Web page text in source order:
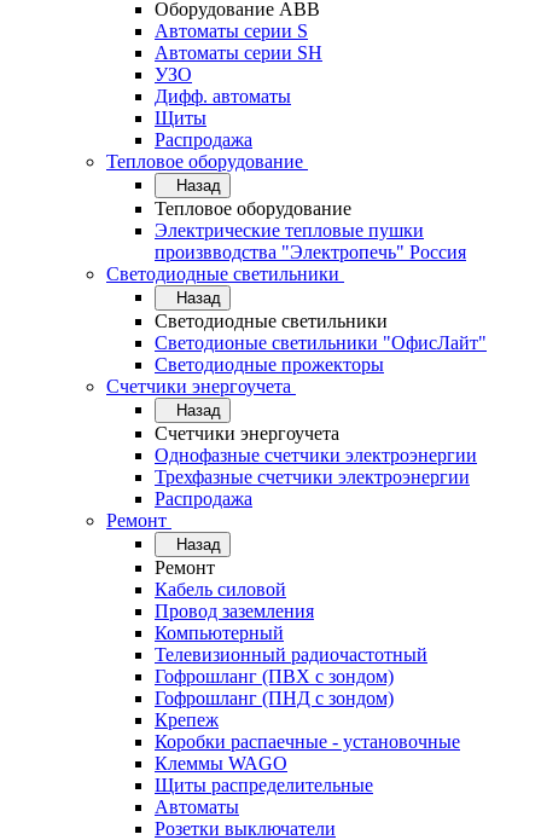
Оборудование АВВ
Автоматы серии S
Автоматы серии SH
УЗО
Дифф. автоматы
Щиты
Распродажа
Тепловое оборудование
Назад
Тепловое оборудование
Электрические тепловые пушки
произвводства "Электропечь" Россия
Светодиодные светильники
Назад
Светодиодные светильники
Светодионые светильники "ОфисЛайт"
Светодиодные прожекторы
Счетчики энергоучета
Назад
Счетчики энергоучета
Однофазные счетчики электроэнергии
Трехфазные счетчики электроэнергии
Распродажа
Ремонт
Назад
Ремонт
Кабель силовой
Провод заземления
Компьютерный
Телевизионный радиочастотный
Гофрошланг (ПВХ с зондом)
Гофрошланг (ПНД с зондом)
Крепеж
Коробки распаечные - установочные
Клеммы WAGO
Щиты распределительные
Автоматы
Розетки выключатели